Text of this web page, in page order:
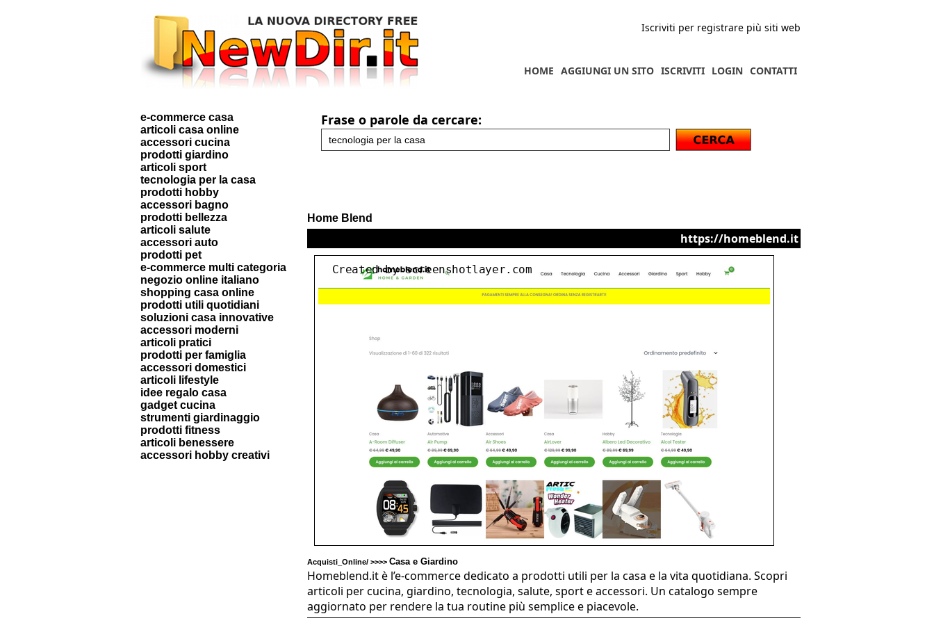
Iscriviti per registrare più siti web
CONTATTI
LOGIN
ISCRIVITI
AGGIUNGI UN SITO
HOME
e-commerce casa
articoli casa online
accessori cucina
prodotti giardino
articoli sport
tecnologia per la casa
prodotti hobby
accessori bagno
prodotti bellezza
articoli salute
accessori auto
prodotti pet
e-commerce multi categoria
negozio online italiano
shopping casa online
prodotti utili quotidiani
soluzioni casa innovative
accessori moderni
articoli pratici
prodotti per famiglia
accessori domestici
articoli lifestyle
idee regalo casa
gadget cucina
strumenti giardinaggio
prodotti fitness
articoli benessere
accessori hobby creativi
Frase o parole da cercare:
Home Blend
https://homeblend.it
Acquisti_Online/ >>>> Casa e Giardino
Homeblend.it è l’e-commerce dedicato a prodotti utili per la casa e la vita quotidiana. Scopri
articoli per cucina, giardino, tecnologia, salute, sport e accessori. Un catalogo sempre
aggiornato per rendere la tua routine più semplice e piacevole.